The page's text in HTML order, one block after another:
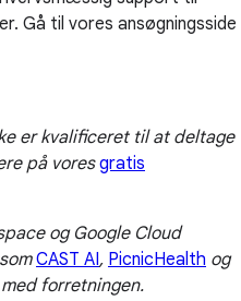
Gå til vores ansøgningsside
er kvalificeret til at deltage
på voresgratis
og Google Cloud
CAST AI, PicnicHealth og
forretningen.